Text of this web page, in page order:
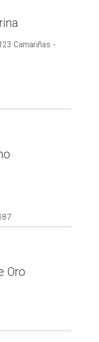
Camariñas -
Oro